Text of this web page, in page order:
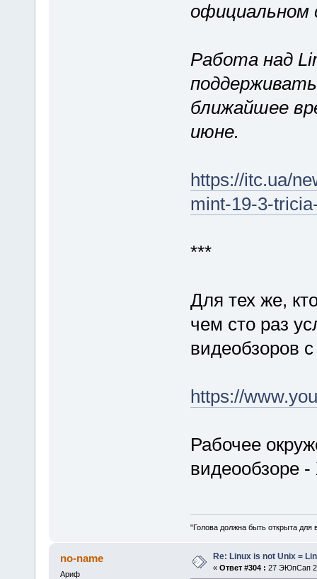
официальном
Работа над
ближайшее
июне.
https://itc.ua/
mint-19-3-
***
Для тех же,
чем сто раз
видеобзоров
https://
Рабочее
видеообзоре -
"Голова должна быть открыта
no-name
Ариф
Re: Linux is not Unix =
« Ответ #304 : 27 ЭЮпСап